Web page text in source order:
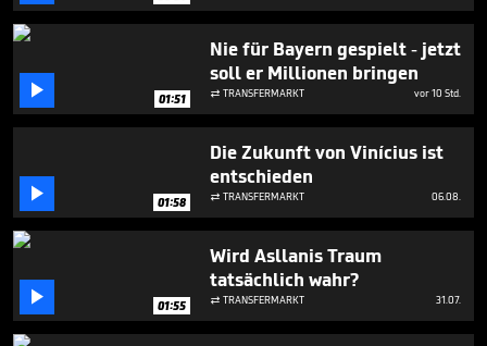
minute,
46
seconds
 01:51
Nie für Bayern gespielt - jetzt
soll er Millionen bringen
 TRANSFERMARKT vor 10 Std.
 01:58
Die Zukunft von Vinícius ist
entschieden
 TRANSFERMARKT 06.08.
 01:55
Wird Asllanis Traum
tatsächlich wahr?
 TRANSFERMARKT 31.07.